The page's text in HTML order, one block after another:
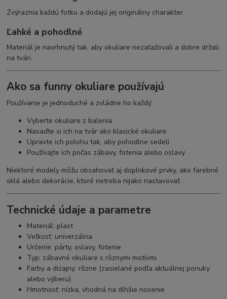
Zvýraznia každú fotku a dodajú jej originálny charakter.
Ľahké a pohodlné
Materiál je navrhnutý tak, aby okuliare nezaťažovali a dobre držali
na tvári.
Ako sa funny okuliare používajú
Používanie je jednoduché a zvládne ho každý:
Vyberte okuliare z balenia
Nasaďte si ich na tvár ako klasické okuliare
Upravte ich polohu tak, aby pohodlne sedeli
Používajte ich počas zábavy, fotenia alebo oslavy
Niektoré modely môžu obsahovať aj doplnkové prvky, ako farebné
sklá alebo dekorácie, ktoré netreba nijako nastavovať.
Technické údaje a parametre
Materiál: plast
Veľkosť: univerzálna
Určenie: párty, oslavy, fotenie
Typ: zábavné okuliare s rôznymi motívmi
Farby a dizajny: rôzne (zasielané podľa aktuálnej ponuky
alebo výberu)
Hmotnosť: nízka, vhodná na dlhšie nosenie